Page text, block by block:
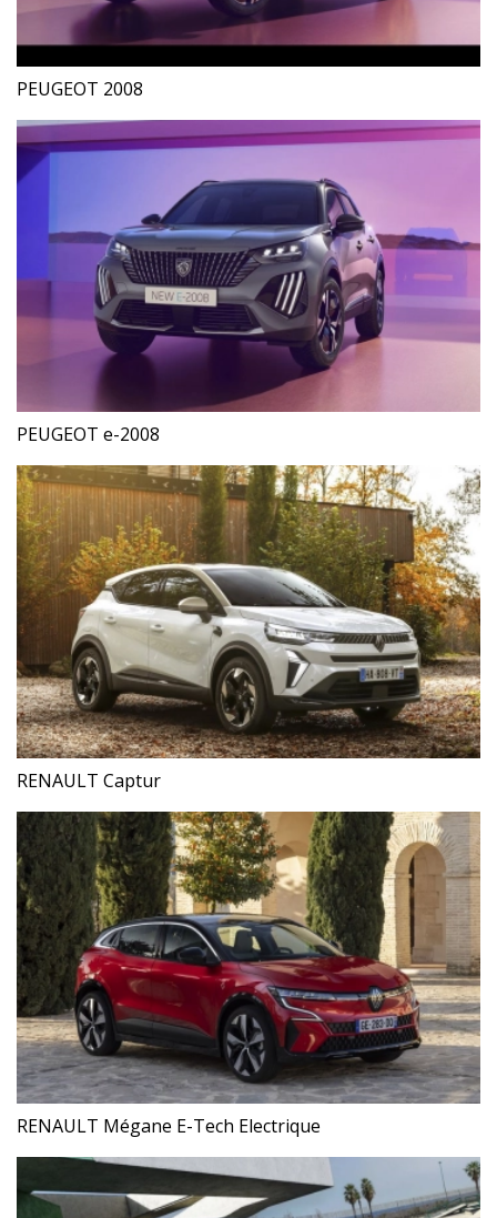
PEUGEOT 2008
PEUGEOT e-2008
RENAULT Captur
RENAULT Mégane E-Tech Electrique